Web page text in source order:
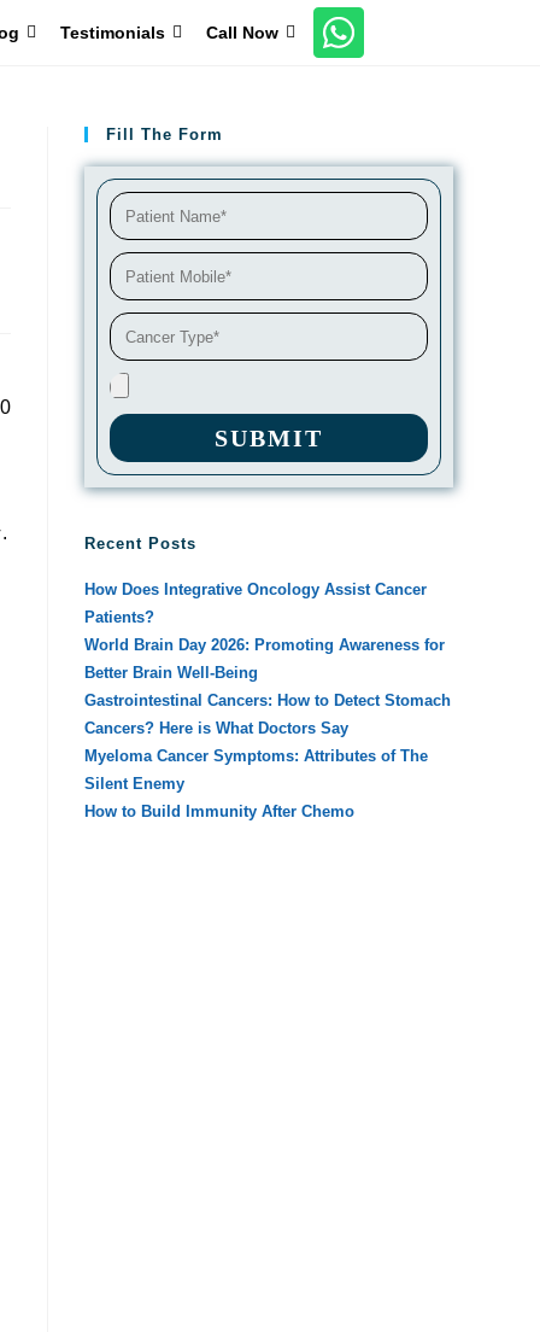
Testimonials Call Now
Fill The Form
SUBMIT
Recent Posts
How Does Integrative Oncology Assist Cancer
Patients?
World Brain Day 2026: Promoting Awareness for
Better Brain Well-Being
Gastrointestinal Cancers: How to Detect Stomach
Cancers? Here is What Doctors Say
Myeloma Cancer Symptoms: Attributes of The
Silent Enemy
How to Build Immunity After Chemo